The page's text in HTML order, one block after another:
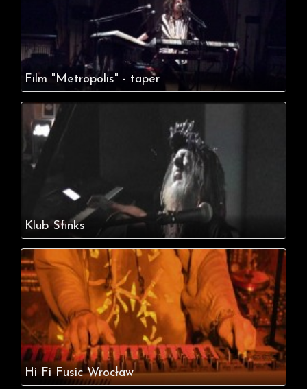
Film "Metropolis" - taper
Klub Sfinks
Hi Fi Fusic Wrocław